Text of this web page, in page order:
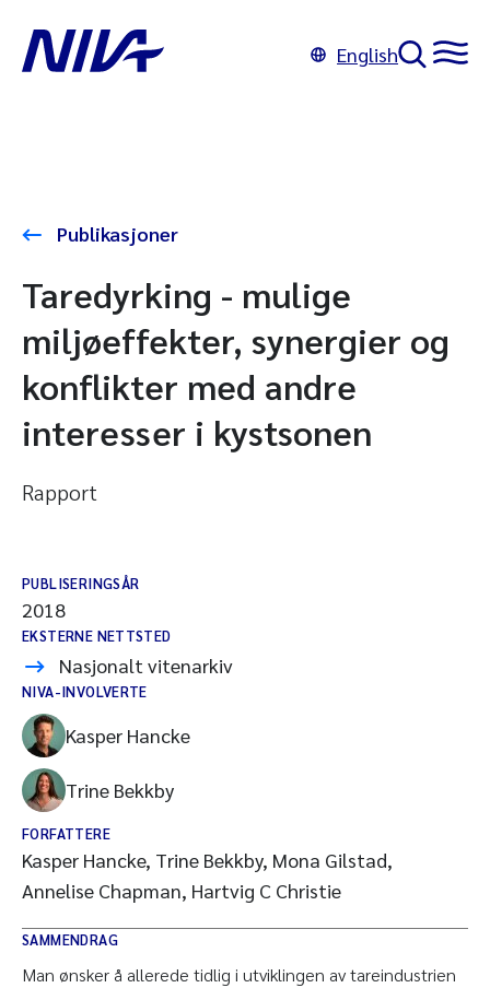
English
Publikasjoner
Taredyrking - mulige
miljøeffekter, synergier og
konflikter med andre
interesser i kystsonen
Rapport
PUBLISERINGSÅR
2018
EKSTERNE NETTSTED
Nasjonalt vitenarkiv
NIVA-INVOLVERTE
Kasper Hancke
Trine Bekkby
FORFATTERE
Kasper Hancke, Trine Bekkby, Mona Gilstad,
Annelise Chapman, Hartvig C Christie
SAMMENDRAG
Man ønsker å allerede tidlig i utviklingen av tareindustrien